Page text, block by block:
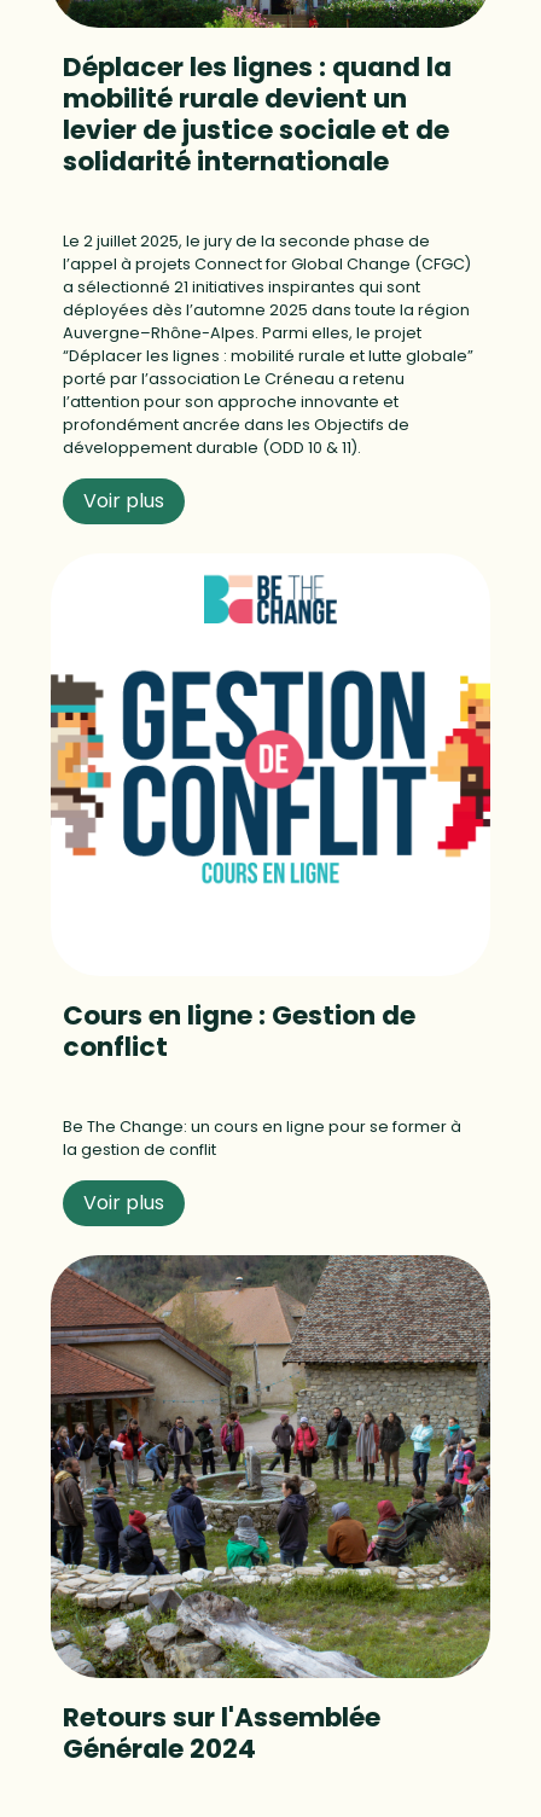
Déplacer les lignes : quand la
mobilité rurale devient un
levier de justice sociale et de
solidarité internationale
Le 2 juillet 2025, le jury de la seconde phase de
l’appel à projets Connect for Global Change (CFGC)
a sélectionné 21 initiatives inspirantes qui sont
déployées dès l’automne 2025 dans toute la région
Auvergne–Rhône-Alpes. Parmi elles, le projet
“Déplacer les lignes : mobilité rurale et lutte globale”
porté par l’association Le Créneau a retenu
l’attention pour son approche innovante et
profondément ancrée dans les Objectifs de
développement durable (ODD 10 & 11).
Voir plus
Cours en ligne : Gestion de
conflict
Be The Change: un cours en ligne pour se former à
la gestion de conflit
Voir plus
Retours sur l'Assemblée
Générale 2024